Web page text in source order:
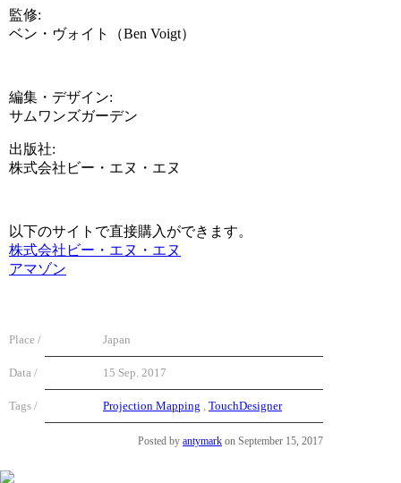
監修:
ベン・ヴォイト（Ben Voigt）
編集・デザイン:
サムワンズガーデン
出版社:
株式会社ビー・エヌ・エヌ
以下のサイトで直接購入ができます。
株式会社ビー・エヌ・エヌ
アマゾン
Place / Japan
Data / 15 Sep. 2017
Tags / Projection Mapping TouchDesigner
Posted by antymark on September 15, 2017